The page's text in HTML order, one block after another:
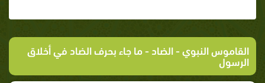
القاموس النبوي-الضاد - ما جاء بحرف الضاد في أخلاق
الرسول